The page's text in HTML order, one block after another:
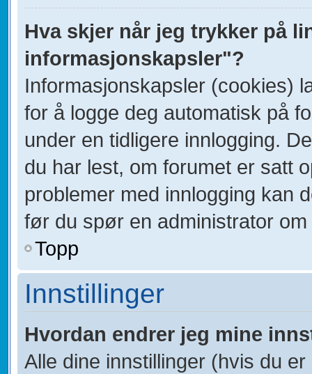
Hva skjer når jeg trykker på
informasjonskapsler"?
Informasjonskapsler (cookies)
for å logge deg automatisk på
under en tidligere innlogging.
du har lest, om forumet er satt
problemer med innlogging kan
før du spør en administrator
Topp
Innstillinger
Hvordan endrer jeg mine
Alle dine innstillinger (hvis du